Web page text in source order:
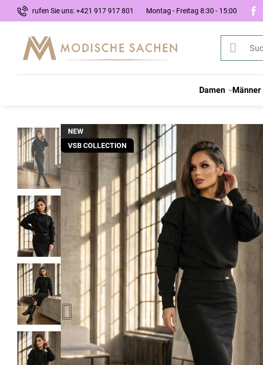
rufen Sie uns: +421 917 917 801 Montag - Freitag 8:30 - 15:00
Damen Männer
NEW
VSB COLLECTION